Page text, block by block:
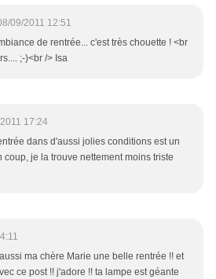
09/2011 12:51
de rentrée... c'est très chouette ! <br
;-)<br /> Isa
17:24
dans d'aussi jolies conditions est un
coup, je la trouve nettement moins triste
ma chère Marie une belle rentrée !! et
ce post !! j'adore !! ta lampe est géante